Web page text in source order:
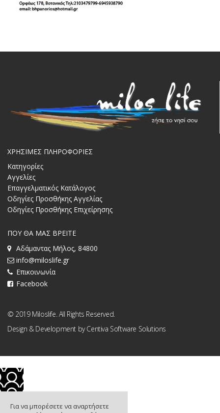
ΧΡΗΣΙΜΕΣ ΠΛΗΡΟΦΟΡΙΕΣ
Κατηγορίες
Αγγελίες
Επαγγελματικός Κατάλογος
Οδηγίες Προσθήκης Αγγελίας
Οδηγίες Προσθήκης Επιχείρησης
ΠΟΥ ΘΑ ΜΑΣ ΒΡΕΙΤΕ
Αδάμαντας Μήλος, 84800
info@miloslife.gr
Επικοινωνία
Facebook
© 2019 Miloslife. All Rights Reserved.
Design & Development byCentiva Software Solutions
Για να μπορέσετε να αναρτήσετε